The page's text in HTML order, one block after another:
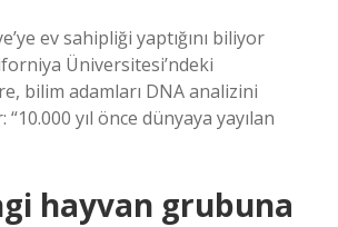
ev sahipliği yaptığını biliyor
Üniversitesi’ndeki
bilim adamları DNA analizini
yıl önce dünyaya yayılan
hayvan grubuna